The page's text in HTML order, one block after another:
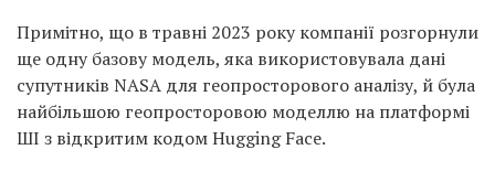
Примітно, що в травні 2023 року компанії розгорнули
ще одну базову модель, яка використовувала дані
супутників NASA для геопросторового аналізу, й була
найбільшою геопросторовою моделлю на платформі
ШІ з відкритим кодом Hugging Face.